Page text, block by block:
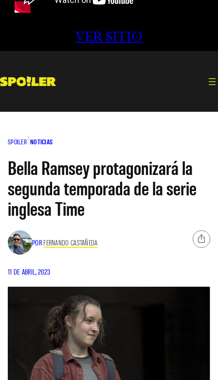
VER SITIO
SPOILER NOTICIAS
Bella Ramsey protagonizará la
segunda temporada de la serie
inglesa Time
POR FERNANDO CASTAÑEDA
11 DE ABRIL, 2023